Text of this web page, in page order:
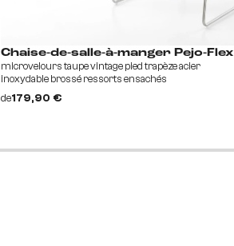
Chaise-de-salle-à-manger Pejo-Flex
microvelours taupe vintage pied trapèze acier
inoxydable brossé ressorts ensachés
de179,90 €